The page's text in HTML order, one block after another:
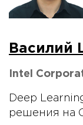
Василий
Intel
Deep
решения на